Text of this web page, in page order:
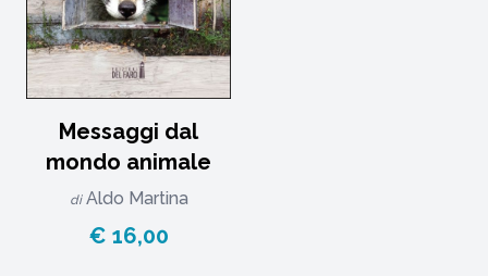
Messaggi dal
mondo animale
di Aldo Martina
€ 16,00